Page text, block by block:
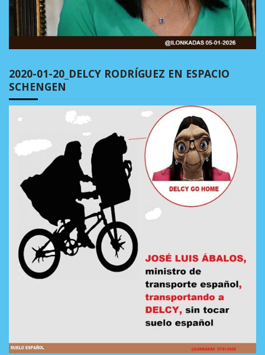
2020-01-20_DELCY RODRÍGUEZ EN ESPACIO
SCHENGEN